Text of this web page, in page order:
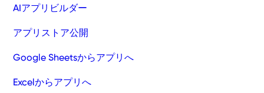
AIアプリビルダー
アプリストア公開
Google Sheetsからアプリへ
Excelからアプリへ